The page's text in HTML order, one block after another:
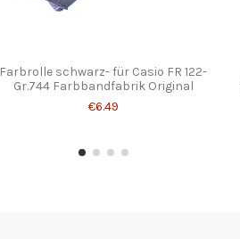
Farbrolle schwarz- für Casio FR 122-
Gr.744 Farbbandfabrik Original
€6.49